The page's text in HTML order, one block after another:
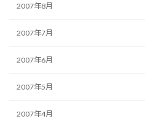
2007年8月
2007年7月
2007年6月
2007年5月
2007年4月